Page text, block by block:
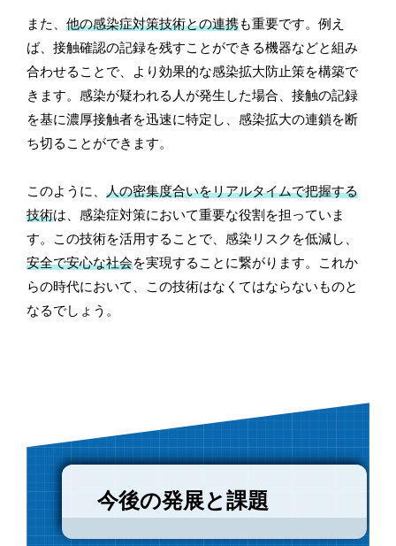
また、他の感染症対策技術との連携も重要です。例え
ば、接触確認の記録を残すことができる機器などと組み
合わせることで、より効果的な感染拡大防止策を構築で
きます。感染が疑われる人が発生した場合、接触の記録
を基に濃厚接触者を迅速に特定し、感染拡大の連鎖を断
ち切ることができます。
このように、人の密集度合いをリアルタイムで把握する
技術は、感染症対策において重要な役割を担っていま
す。この技術を活用することで、感染リスクを低減し、
安全で安心な社会を実現することに繋がります。これか
らの時代において、この技術はなくてはならないものと
なるでしょう。
今後の発展と課題